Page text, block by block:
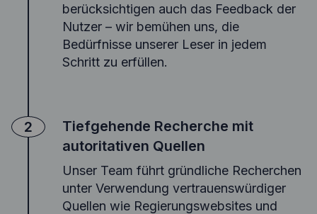
berücksichtigen auch das Feedback der
Nutzer – wir bemühen uns, die
Bedürfnisse unserer Leser in jedem
Schritt zu erfüllen.
2
Tiefgehende Recherche mit
autoritativen Quellen
Unser Team führt gründliche Recherchen
unter Verwendung vertrauenswürdiger
Quellen wie Regierungswebsites und